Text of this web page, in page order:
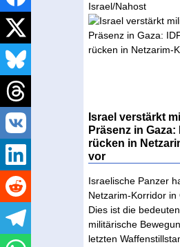
Israel/Nahost
Israel verstärkt
Präsenz in Gaza:
rücken in
vor
Israelische Panzer
Netzarim-Korridor in
Dies ist die
militärische
letzten